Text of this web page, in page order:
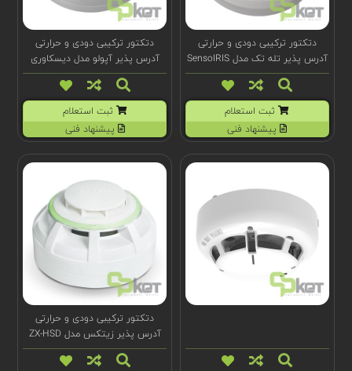
دتکتور ترکیبی دودی و حرارتی
آدرس پذیر تله تک مدل SensoIRIS
M140
ثبت استعلام
پیشنهاد فنی
دتکتور ترکیبی دودی و حرارتی
آدرس پذیر آپولو مدل دیسکاوری
58000-700
ثبت استعلام
پیشنهاد فنی
دتکتور ترکیبی دودی و حرارتی
آدرس پذیر زیتکس مدل ZX-HSD
6000 AD